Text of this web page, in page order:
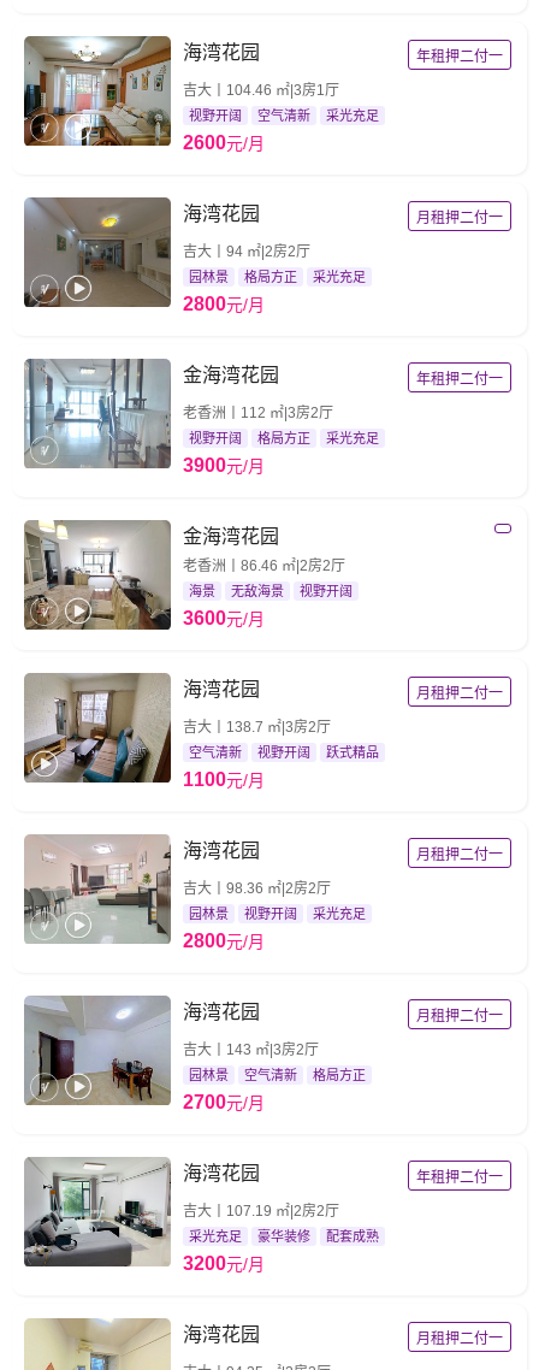
海湾花园
年租押二付一
吉大丨104.46 ㎡|3房1厅
视野开阔 空气清新 采光充足
2600元/月
海湾花园
月租押二付一
吉大丨94 ㎡|2房2厅
园林景 格局方正 采光充足
2800元/月
金海湾花园
年租押二付一
老香洲丨112 ㎡|3房2厅
视野开阔 格局方正 采光充足
3900元/月
金海湾花园
老香洲丨86.46 ㎡|2房2厅
海景 无敌海景 视野开阔
3600元/月
海湾花园
月租押二付一
吉大丨138.7 ㎡|3房2厅
空气清新 视野开阔 跃式精品
1100元/月
海湾花园
月租押二付一
吉大丨98.36 ㎡|2房2厅
园林景 视野开阔 采光充足
2800元/月
海湾花园
月租押二付一
吉大丨143 ㎡|3房2厅
园林景 空气清新 格局方正
2700元/月
海湾花园
年租押二付一
吉大丨107.19 ㎡|2房2厅
采光充足 豪华装修 配套成熟
3200元/月
海湾花园
月租押二付一